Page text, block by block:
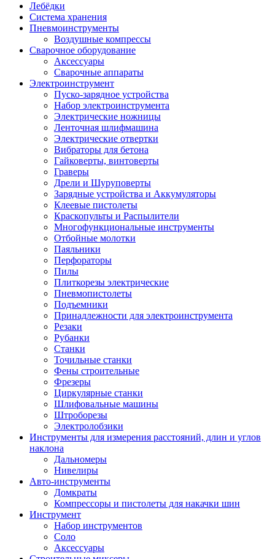
Лебёдки
Система хранения
Пневмоинструменты
Воздушные компрессы
Сварочное оборудование
Аксессуары
Сварочные аппараты
Электроинструмент
Пуско-зарядное устройства
Набор электроинструмента
Электрические ножницы
Ленточная шлифмашина
Электрические отвертки
Вибраторы для бетона
Гайковерты, винтоверты
Граверы
Дрели и Шуруповерты
Зарядные устройства и Аккумуляторы
Клеевые пистолеты
Краскопульты и Распылители
Многофункциональные инструменты
Отбойные молотки
Паяльники
Перфораторы
Пилы
Плиткорезы электрические
Пневмопистолеты
Подъемники
Принадлежности для электроинструмента
Резаки
Рубанки
Станки
Точильные станки
Фены строительные
Фрезеры
Циркулярные станки
Шлифовальные машины
Штроборезы
Электролобзики
Инструменты для измерения расстояний, длин и углов
наклона
Дальномеры
Нивелиры
Авто-инструменты
Домкраты
Компрессоры и пистолеты для накачки шин
Инструмент
Набор инструментов
Соло
Аксессуары